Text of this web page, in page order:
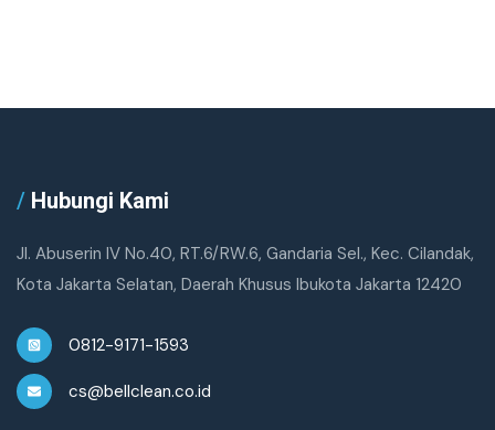
/ Hubungi Kami
Jl. Abuserin IV No.40, RT.6/RW.6, Gandaria Sel., Kec. Cilandak,
Kota Jakarta Selatan, Daerah Khusus Ibukota Jakarta 12420
0812-9171-1593
cs@bellclean.co.id